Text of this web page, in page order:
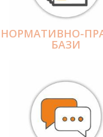
НОРМАТИВНО-
БАЗИ